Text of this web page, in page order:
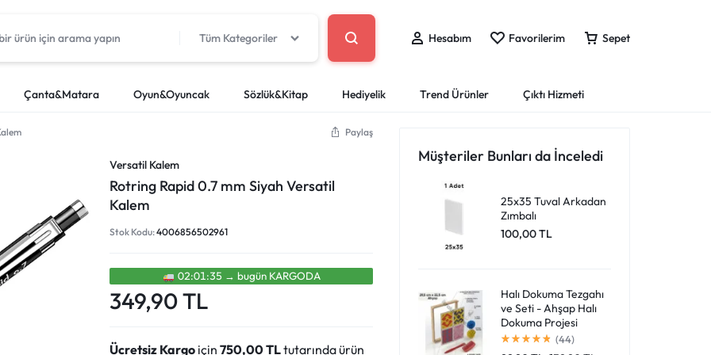
Tüm Kategoriler Hesabım
Giriş Yap
Favori Ürünlerim
Sipariş Takibi
Favorilerim Sepet
Çantan boş
Harika fırsatları kaçırmayın! Alışverişe başlayın
veya eklenen ürünleri görüntülemek için oturum
Mağazadaki Yenilikler
Silgiler
Kalemtıraşlar
Yapıştırıcı ve Bant
Yapışkanlı Not Kağıtları
Kuru Boyalar
Ofis Kırtasiye
Tahta Kalemi ve Silgileri
Mürekkepler ve Kartuşlar
Masaüstü Organizlerler
Sprey Boyalar
Paletler ve Temizleme Kapları Resim Kalemleri
Çanta&Matara
Mataralar
Oyun&Oyuncak
Puzzle Yap-Boz
Sözlük&Kitap
Boyama Kitapları
Hediyelik Trend Ürünler Çıktı Hizmeti
Paylaş
Versatil Kalem
Rotring Rapid 0.7 mm Siyah Versatil
Kalem
Stok Kodu:4006856502961
02:01:34 → bugünKARGODA
349,90TL
Ücretsiz Kargo için750,00TLtutarında ürün
Müşteriler Bunları da İnceledi
25x35 Tuval Arkadan
Zımbalı
100,00TL
Halı Dokuma Tezgahı
ve Seti - Ahşap Halı
Dokuma Projesi
(44)